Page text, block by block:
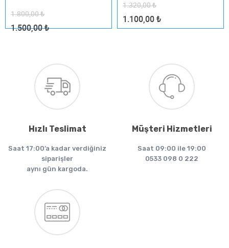
1.800,00₺
1.500,00₺
1.320,00₺
1.100,00 ₺
Hızlı Teslimat
Saat 17:00’a kadar verdiğiniz
siparişler
aynı gün kargoda.
Müşteri Hizmetleri
Saat 09:00 ile 19:00
0533 098 0 222